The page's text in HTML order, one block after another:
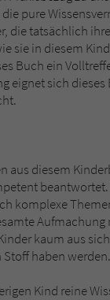
pure
die tatsächlich
sie in diesem
Buch ein
eignet sich dieses
aus diesem
komplexe
Aufmachung
kaum aus
haben werden.
Kind reine